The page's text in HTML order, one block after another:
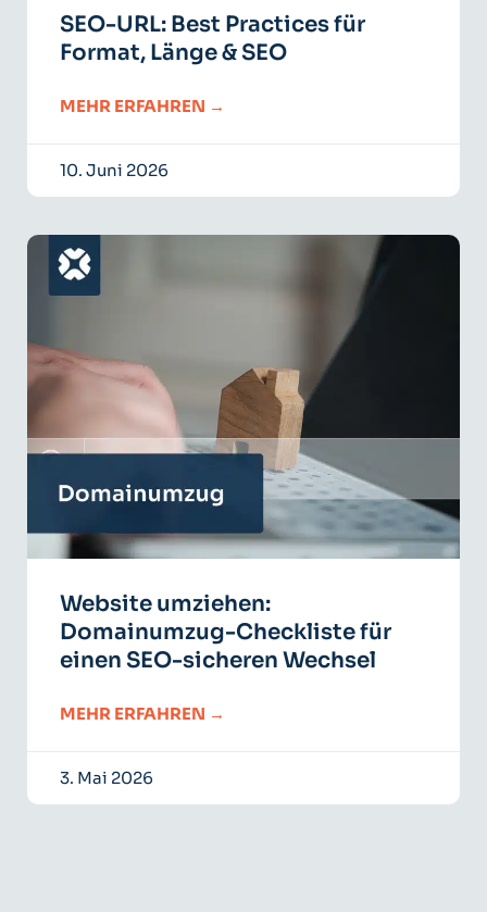
SEO-URL: Best Practices für
Format, Länge & SEO
MEHR ERFAHREN →
10. Juni 2026
Website umziehen:
Domainumzug-Checkliste für
einen SEO-sicheren Wechsel
MEHR ERFAHREN →
3. Mai 2026